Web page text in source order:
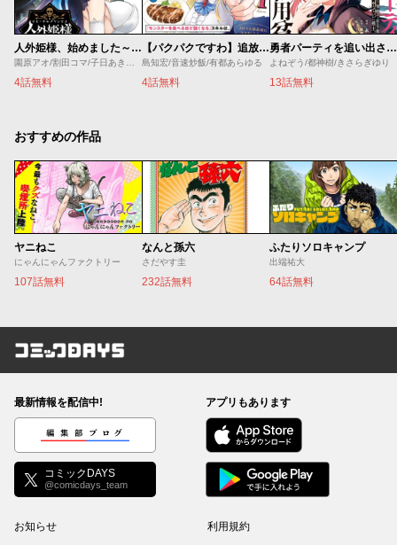
人外姫様、始めました～Ｆｒｅｅ Ｌｉｆｅ Ｆａｎｔａｓｙ Ｏｎｌｉｎｅ～
園原アオ/割田コマ/子日あきすず/Ｓｈｅｒｒｙ
4話無料
【パクパクですわ】追放されたお嬢様の『モンスターを食べるほど強くなる』スキルは、１食で１レベルアップする前代未聞の最強スキルでした。３日で人類最強になりましたわ～！
島知宏/音速炒飯/有都あらゆる
4話無料
勇者パーティを追い出された器用貧乏 ～パーティ事情で付与術士をやっていた剣士、万能へと至る～
よねぞう/都神樹/きさらぎゆり
13話無料
おすすめの作品
ヤニねこ
にゃんにゃんファクトリー
107話無料
なんと孫六
さだやす圭
232話無料
ふたりソロキャンプ
出端祐大
64話無料
コミックDAYS
最新情報を配信中!
編集部ブログ
コミックDAYS
@comicdays_team
アプリもあります
お知らせ 利用規約